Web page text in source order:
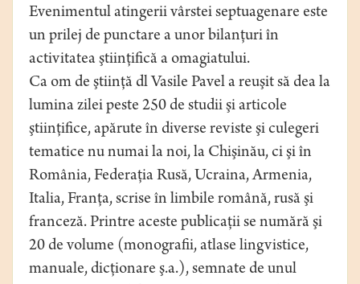
Evenimentul atingerii vârstei septuagenare este
un prilej de punctare a unor bilanţuri în
activitatea ştiinţifică a omagiatului.
Ca om de ştiinţă dl Vasile Pavel a reuşit să dea la
lumina zilei peste 250 de studii şi articole
ştiinţifice, apărute în diverse reviste şi culegeri
tematice nu numai la noi, la Chişinău, ci şi în
România, Federaţia Rusă, Ucraina, Armenia,
Italia, Franţa, scrise în limbile română, rusă şi
franceză. Printre aceste publicaţii se numără şi
20 de volume (monografii, atlase lingvistice,
manuale, dicţionare ş.a.), semnate de unul